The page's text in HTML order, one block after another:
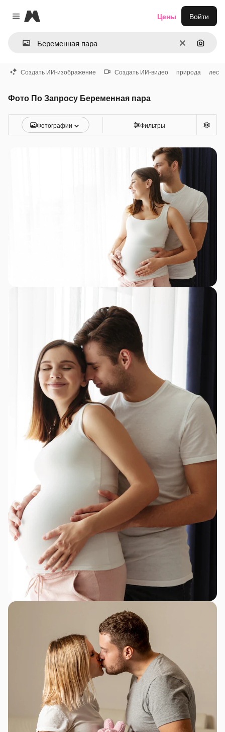
Close menu
Magnific
ОчиститьПоиск
Цены Войти
Создать ИИ-изображение Создать ИИ-видео природа лес
Фото По Запросу Беременная пара
Фотографии Фильтры